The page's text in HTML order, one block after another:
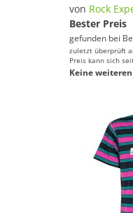
von Rock
Bester Preis
gefunden bei
zuletzt überprüft
Preis kann sich
Keine